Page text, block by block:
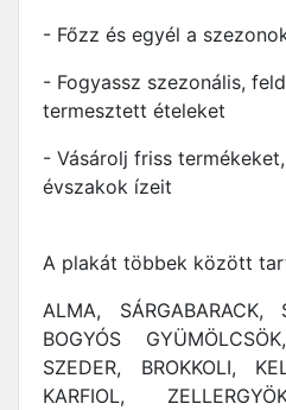
- Főzz és egyél a
- Fogyassz szezonális,
termesztett ételeket
- Vásárolj friss
évszakok ízeit
A plakát többek között
ALMA, SÁRGABARACK,
BOGYÓS
SZEDER, BROKKOLI,
KARFIOL,